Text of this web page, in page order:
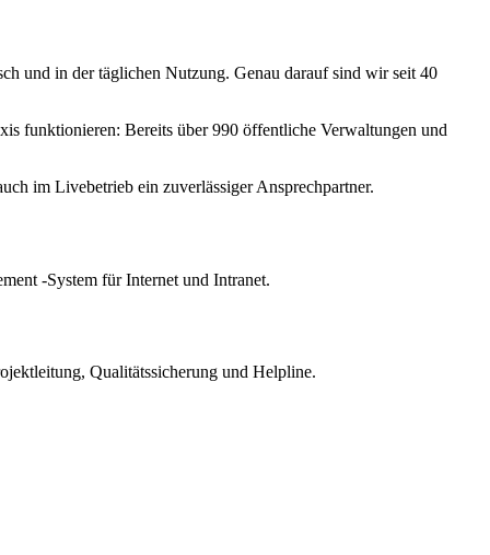
und in der täglichen Nutzung. Genau darauf sind wir seit 40
funktionieren: Bereits über 990 öffentliche Verwaltungen und
im Livebetrieb ein zuverlässiger Ansprechpartner.
-System für Internet und Intranet.
Qualitätssicherung und Helpline.